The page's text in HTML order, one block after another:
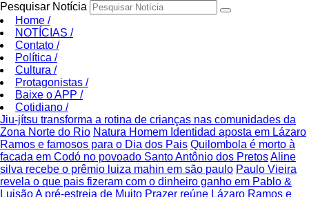
Pesquisar Notícia
Home /
NOTÍCIAS /
Contato /
Política /
Cultura /
Protagonistas /
Baixe o APP /
Cotidiano /
Jiu-jítsu transforma a rotina de crianças nas comunidades da
Zona Norte do Rio Natura Homem Identidad aposta em Lázaro
Ramos e famosos para o Dia dos Pais Quilombola é morto à
facada em Codó no povoado Santo Antônio dos PretosAline
silva recebe o prêmio luiza mahin em são paulo Paulo Vieira
revela o que pais fizeram com o dinheiro ganho em Pablo &
LuisãoA pré-estreia de Muito Prazer reúne Lázaro Ramos e